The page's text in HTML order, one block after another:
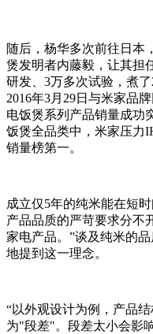
随后，杨华多次前往日本
煲发明者内藤毅，让其担
研发、3万多次试验，煮
2016年3月29日与米家品
电饭煲系列产品销量成功
饭煲全品类中，米家压力
销量榜第一。
成立仅5年的纯米能在短
产品品质的严苛要求分不
家电产品。”谈及纯米的
地提到这一理念。
“以外观设计为例，产品
为"段差"。段差太小会影